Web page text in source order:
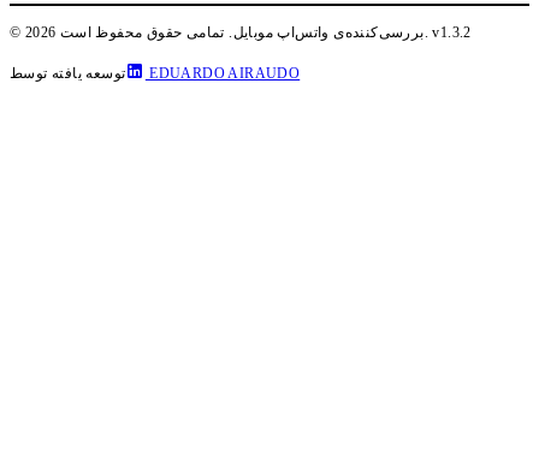
© 2026 بررسی‌کننده‌ی واتس‌اپ موبایل. تمامی حقوق محفوظ است.v1.3.2
توسعه یافته توسط EDUARDO AIRAUDO